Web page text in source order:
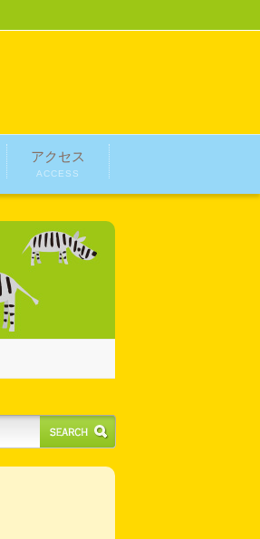
アクセス
ACCESS